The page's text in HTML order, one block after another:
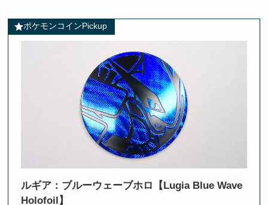
ポケモンコインPickup
ルギア：ブルーウェーブホロ【Lugia Blue Wave
Holofoil】